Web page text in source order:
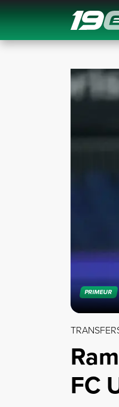
Navigation
PRIMEUR
FC